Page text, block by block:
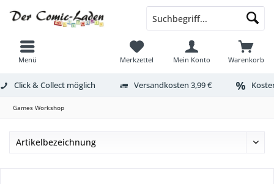
Menü Warenkorb
Merkzettel Mein Konto
Click & Collect möglich Versandkosten 3,99 €
Games Workshop